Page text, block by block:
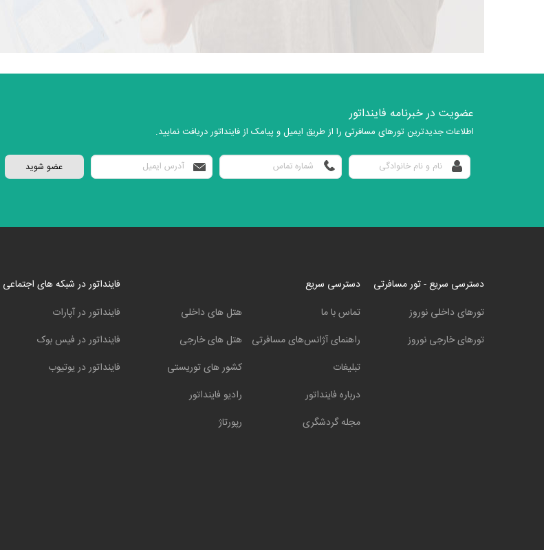
عضویت در خبرنامه فاینداتور
اطلاعات جدیدترین تورهای مسافرتی را از طریق ایمیل و پیامک از فاینداتور دریافت نمایید.
دسترسی سریع - تور مسافرتی
تورهای داخلی نوروز
تورهای خارجی نوروز
دسترسی سریع
تماس با ما
راهنمای آژانس‌های مسافرتی
تبلیغات
درباره فاینداتور
مجله گردشگری
هتل های داخلی
هتل های خارجی
کشور های توریستی
رادیو فاینداتور
رپورتاژ
فاینداتور در شبکه های اجتماعی
فاینداتور در آپارات
فاینداتور در فیس بوک
فاینداتور در یوتیوب